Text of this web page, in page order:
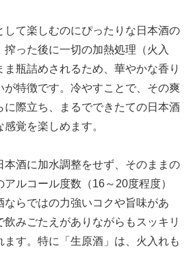
して楽しむのにぴったりな日本酒の
搾った後に一切の加熱処理（火入
瓶詰めされるため、華やかな香り
が特徴です。冷やすことで、その爽
に際立ち、まるでできたての日本酒
覚を楽しめます。
本酒に加水調整をせず、そのままの
ルコール度数（16～20度程度）
ならではの力強いコクや旨味があ
飲みごたえがありながらもスッキリ
ます。特に「生原酒」は、火入れも